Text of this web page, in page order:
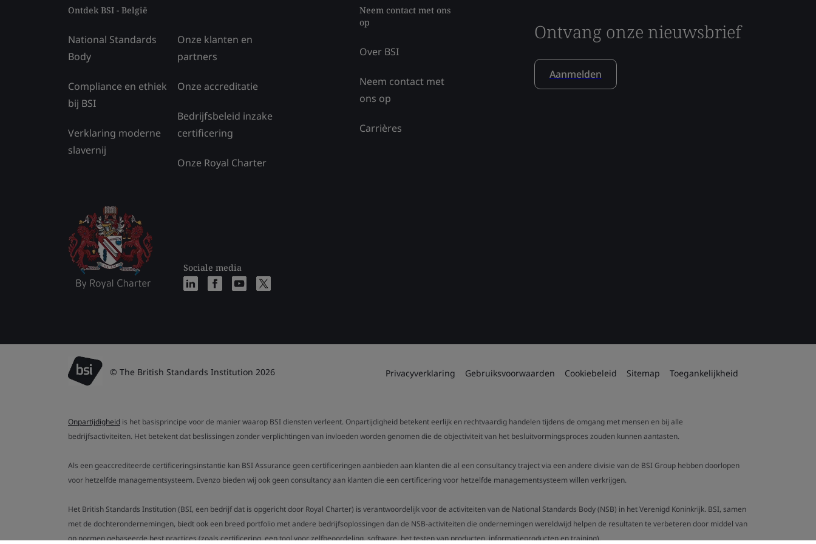
Ontdek BSI - België
National Standards
Body
Compliance en ethiek
bij BSI
Verklaring moderne
slavernij
Onze klanten en
partners
Onze accreditatie
Bedrijfsbeleid inzake
certificering
Onze Royal Charter
Sociale media
Neem contact met ons
op
Over BSI
Neem contact met
ons op
Carrières
Ontvang onze nieuwsbrief
Aanmelden
© The British Standards Institution 2026 Privacyverklaring Gebruiksvoorwaarden Cookiebeleid Sitemap Toegankelijkheid
Onpartijdigheid is het basisprincipe voor de manier waarop BSI diensten verleent. Onpartijdigheid betekent eerlijk en rechtvaardig handelen tijdens de omgang met mensen en bij alle
bedrijfsactiviteiten. Het betekent dat beslissingen zonder verplichtingen van invloeden worden genomen die de objectiviteit van het besluitvormingsproces zouden kunnen aantasten.
Als een geaccrediteerde certificeringsinstantie kan BSI Assurance geen certificeringen aanbieden aan klanten die al een consultancy traject via een andere divisie van de BSI Group hebben doorlopen
voor hetzelfde managementsysteem. Evenzo bieden wij ook geen consultancy aan klanten die een certificering voor hetzelfde managementsysteem willen verkrijgen.
Het British Standards Institution (BSI, een bedrijf dat is opgericht door Royal Charter) is verantwoordelijk voor de activiteiten van de National Standards Body (NSB) in het Verenigd Koninkrijk. BSI, samen
met de dochterondernemingen, biedt ook een breed portfolio met andere bedrijfsoplossingen dan de NSB-activiteiten die ondernemingen wereldwijd helpen de resultaten te verbeteren door middel van
op normen gebaseerde best practices (zoals certificering, een tool voor zelfbeoordeling, software, het testen van producten, informatieproducten en training).